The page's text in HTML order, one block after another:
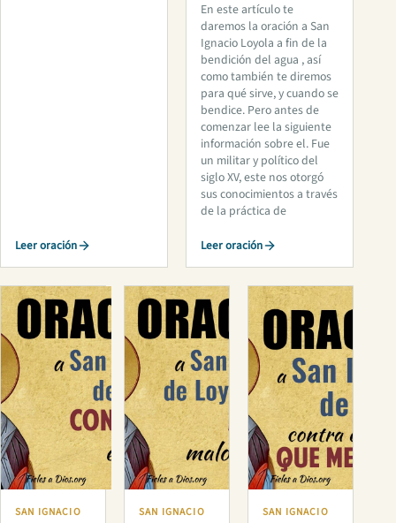
Leer oración
En este artículo te
daremos la oración a San
Ignacio Loyola a fin de la
bendición del agua , así
como también te diremos
para qué sirve, y cuando se
bendice. Pero antes de
comenzar lee la siguiente
información sobre el. Fue
un militar y político del
siglo XV, este nos otorgó
sus conocimientos a través
de la práctica de
Leer oración
SAN IGNACIO SAN IGNACIO SAN IGNACIO